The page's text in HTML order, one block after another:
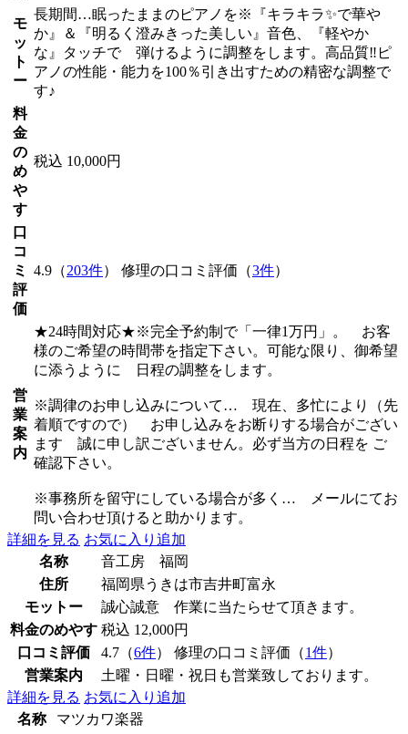
モ
ッ
ト
ー
長期間…眠ったままのピアノを※『キラキラ✨で華や
か』＆『明るく澄みきった美しい』音色、『軽やか
な』タッチで 弾けるように調整をします。高品質‼ピ
アノの性能・能力を100％引き出すための精密な調整で
す♪
料
金
の
め
や
す
税込 10,000円
口
コ
ミ
評
価
4.9（203件） 修理の口コミ評価（3件）
営
業
案
内
★24時間対応★※完全予約制で「一律1万円」。 お客
様のご希望の時間帯を指定下さい。可能な限り、御希望
に添うように 日程の調整をします。
※調律のお申し込みについて… 現在、多忙により（先
着順ですので） お申し込みをお断りする場合がござい
ます 誠に申し訳ございません。必ず当方の日程を ご
確認下さい。
※事務所を留守にしている場合が多く… メールにてお
問い合わせ頂けると助かります。
詳細を見る お気に入り追加
名称
音工房 福岡
住所
福岡県うきは市吉井町富永
モットー
誠心誠意 作業に当たらせて頂きます。
料金のめやす 税込 12,000円
口コミ評価
4.7（6件） 修理の口コミ評価（1件）
営業案内
土曜・日曜・祝日も営業致しております。
詳細を見る お気に入り追加
名称
マツカワ楽器